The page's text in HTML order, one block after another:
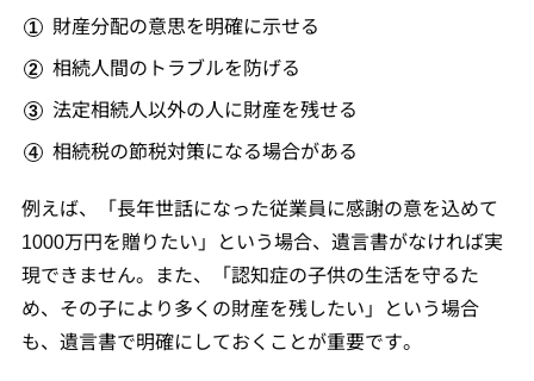
財産分配の意思を明確に示せる
相続人間のトラブルを防げる
法定相続人以外の人に財産を残せる
相続税の節税対策になる場合がある
例えば、「長年世話になった従業員に感謝の意を込めて
1000万円を贈りたい」という場合、遺言書がなければ実
現できません。また、「認知症の子供の生活を守るた
め、その子により多くの財産を残したい」という場合
も、遺言書で明確にしておくことが重要です。